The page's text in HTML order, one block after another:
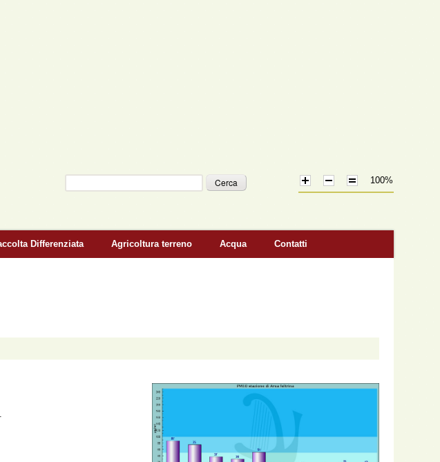
100%
Differenziata Agricoltura terreno Acqua Contatti